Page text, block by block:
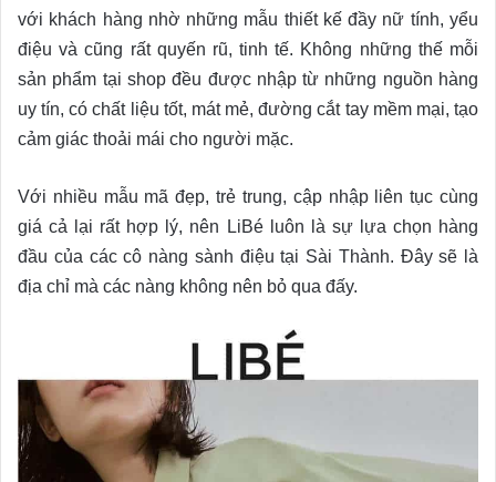
với khách hàng nhờ những mẫu thiết kế đầy nữ tính, yểu
điệu và cũng rất quyến rũ, tinh tế. Không những thế mỗi
sản phẩm tại shop đều được nhập từ những nguồn hàng
uy tín, có chất liệu tốt, mát mẻ, đường cắt tay mềm mại, tạo
cảm giác thoải mái cho người mặc.
Với nhiều mẫu mã đẹp, trẻ trung, cập nhập liên tục cùng
giá cả lại rất hợp lý, nên LiBé luôn là sự lựa chọn hàng
đầu của các cô nàng sành điệu tại Sài Thành. Đây sẽ là
địa chỉ mà các nàng không nên bỏ qua đấy.